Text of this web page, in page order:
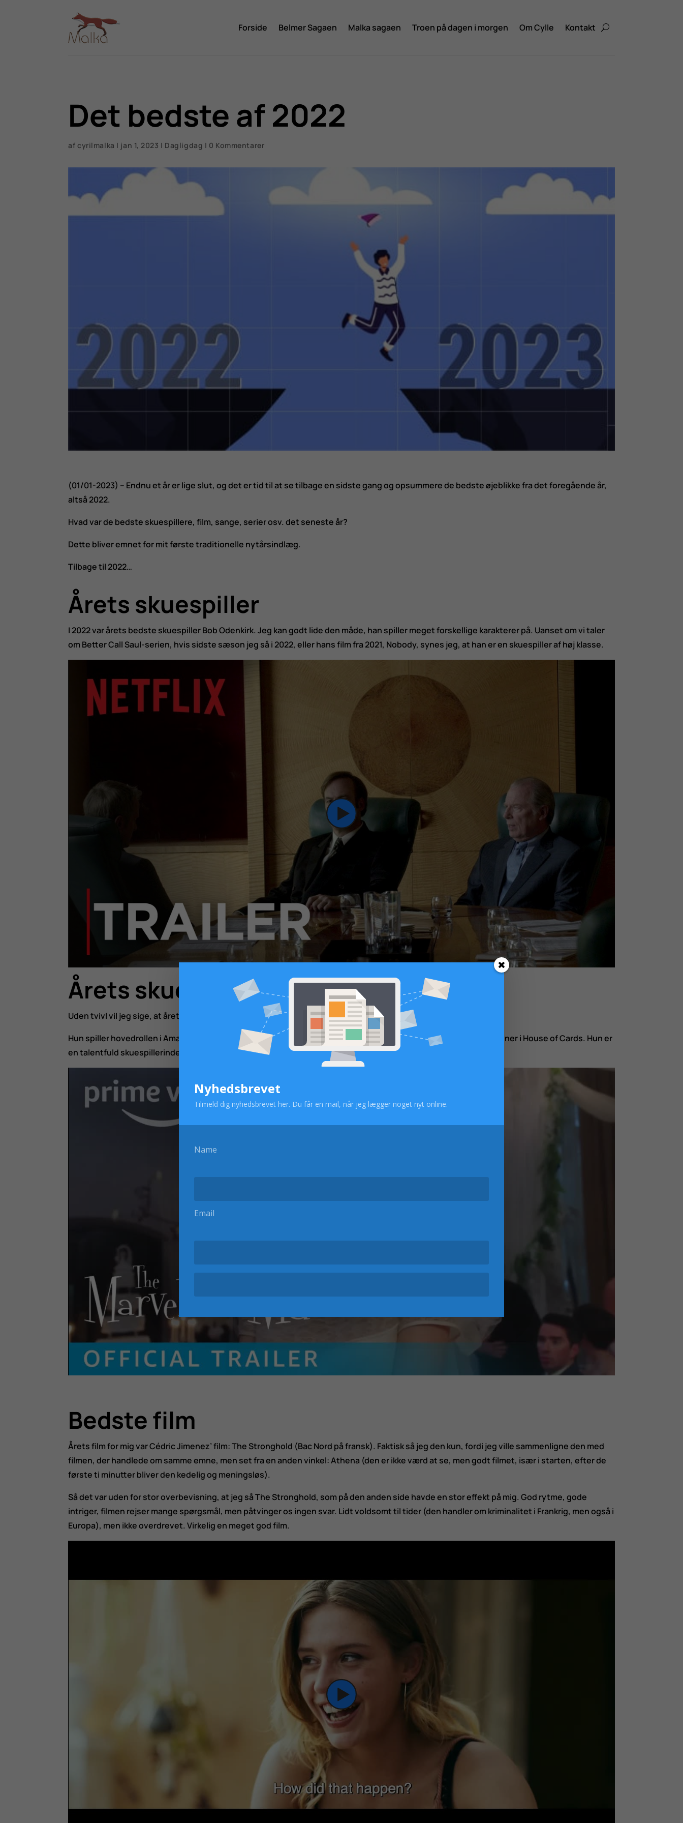
Forside Belmer Sagaen Malka sagaen Troen på dagen i morgen Om Cylle Kontakt
Det bedste af 2022
afcyrilmalka | jan 1, 2023 | Dagligdag | 0 Kommentarer
(01/01-2023) – Endnu et år er lige slut, og det er tid til at se tilbage en sidste gang og opsummere de bedste øjeblikke fra det foregående år,
altså 2022.
Hvad var de bedste skuespillere, film, sange, serier osv. det seneste år?
Dette bliver emnet for mit første traditionelle nytårsindlæg.
Tilbage til 2022…
Årets skuespiller
I 2022 var årets bedste skuespiller Bob Odenkirk. Jeg kan godt lide den måde, han spiller meget forskellige karakterer på. Uanset om vi taler
om Better Call Saul-serien, hvis sidste sæson jeg så i 2022, eller hans film fra 2021, Nobody, synes jeg, at han er en skuespiller af høj klasse.
Årets skuespillerinde
Uden tvivl vil jeg sige, at årets skuespillerinde er Rachel Brosnahan.
Hun spiller hovedrollen i Amazon-serien The MarvelousMrs. Maisel, men hun spillede også rollen som Rachel Posner i House of Cards. Hun er
en talentfuld skuespillerinde, der er i stand til at få dig til at gennemgå alle følelserne på få sekunder.
Bedste film
Årets film for mig var Cédric Jimenez’ film: The Stronghold (Bac Nord på fransk). Faktisk så jeg den kun, fordi jeg ville sammenligne den med
filmen, der handlede om samme emne, men set fra en anden vinkel: Athena (den er ikke værd at se, men godt filmet, især i starten, efter de
første ti minutter bliver den kedelig og meningsløs).
Så det var uden for stor overbevisning, at jeg så The Stronghold, som på den anden side havde en stor effekt på mig. God rytme, gode
intriger, filmen rejser mange spørgsmål, men påtvinger os ingen svar. Lidt voldsomt til tider (den handler om kriminalitet i Frankrig, men også i
Europa), men ikke overdrevet. Virkelig en meget god film.
Nyhedsbrevet
Tilmeld dig nyhedsbrevet her. Du får en mail, når jeg lægger noget nyt online.
Name
Email